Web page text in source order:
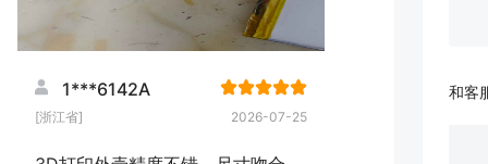
1***6142A
[浙江省] 2026-07-25
和客